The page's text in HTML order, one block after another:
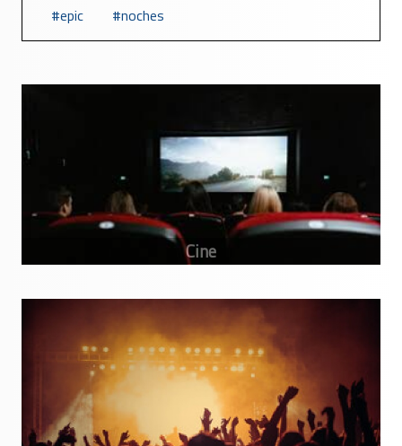
epic
noches